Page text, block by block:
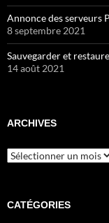
Annonce des serveurs
8 septembre 2021
Sauvegarder et
14 août 2021
ARCHIVES
Archives
CATÉGORIES